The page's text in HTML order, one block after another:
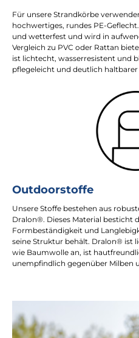
Für unsere Strandkörbe
hochwertiges, rundes PE-
und wetterfest und wird in
Vergleich zu PVC oder Rattan
ist lichtecht, wasserresistent und
pflegeleicht und deutlich haltbarer
Outdoorstoffe
Unsere Stoffe bestehen aus
Dralon®. Dieses Material besticht
Formbeständigkeit und
seine Struktur behält. Dralon® ist
wie Baumwolle an, ist
unempfindlich gegenüber Milben